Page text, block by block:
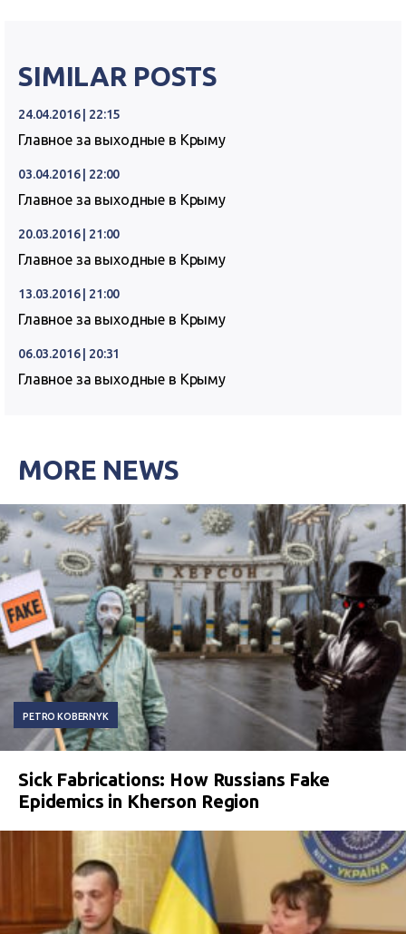
SIMILAR POSTS
24.04.2016 | 22:15
Главное за выходные в Крыму
03.04.2016 | 22:00
Главное за выходные в Крыму
20.03.2016 | 21:00
Главное за выходные в Крыму
13.03.2016 | 21:00
Главное за выходные в Крыму
06.03.2016 | 20:31
Главное за выходные в Крыму
MORE NEWS
PETRO KOBERNYK
Sick Fabrications: How Russians Fake
Epidemics in Kherson Region